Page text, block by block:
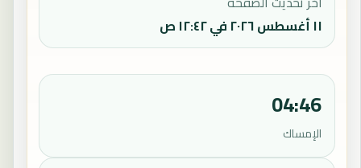
١١ أغسطس ٢٠٢٦ في ١٢:٤٢ ص
04:46
الإمساك